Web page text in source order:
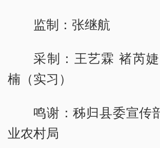
监制：张继航
采制：王艺霖 褚芮
楠（实习）
鸣谢：秭归县委宣传
业农村局